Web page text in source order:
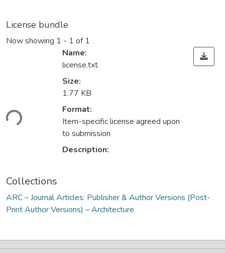
License bundle
Now showing 1 - 1 of 1
Name:
license.txt
Size:
1.77 KB
Format:
Item-specific license agreed upon
to submission
Description:
Collections
ARC – Journal Articles: Publisher & Author Versions (Post-
Print Author Versions) – Architecture